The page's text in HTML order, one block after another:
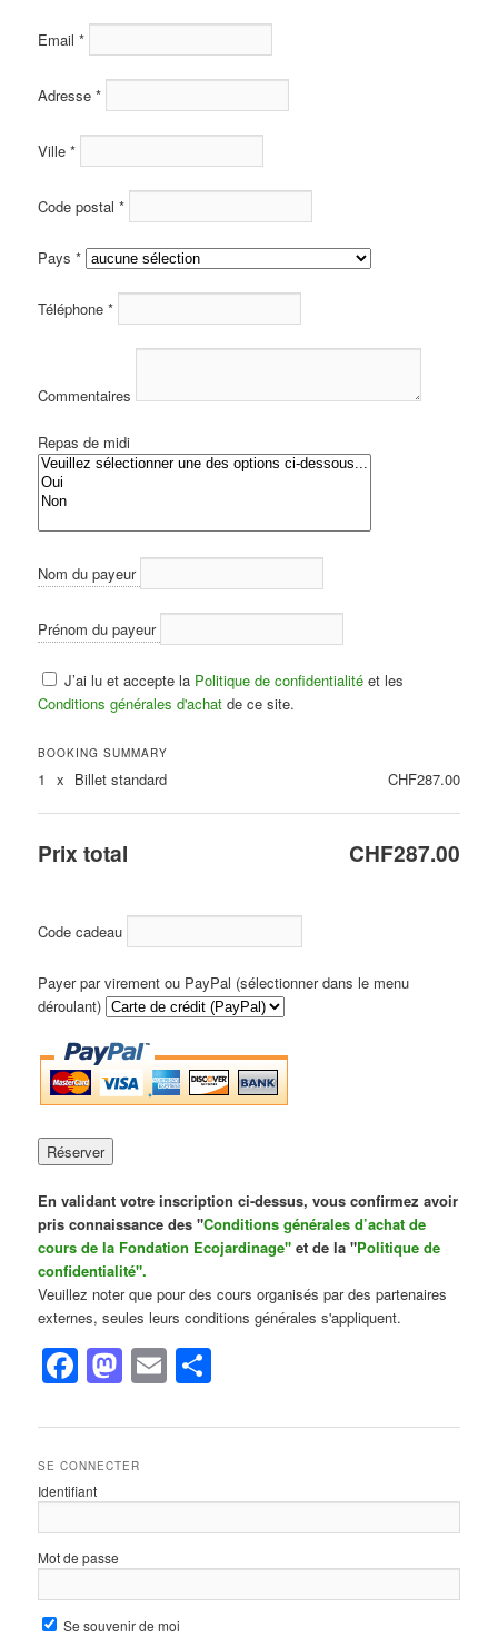
Email*
Adresse*
Ville*
Code postal*
Pays*
Téléphone*
Commentaires
Repas de midi
Nom du payeur
Prénom du payeur
J’ai lu et accepte la Politique de confidentialité et les
Conditions générales d'achat de ce site.
BOOKING SUMMARY
1 x Billet standard CHF287.00
Prix total CHF287.00
Code cadeau
Payer par virement ou PayPal (sélectionner dans le menu
déroulant)
En validant votre inscription ci-dessus, vous confirmez avoir
pris connaissance des "Conditions générales d’achat de
cours de la Fondation Ecojardinage"et de la "Politique de
confidentialité".
Veuillez noter que pour des cours organisés par des partenaires
externes, seules leurs conditions générales s'appliquent.
Facebook
Mastodon
Email
SE CONNECTER
Identifiant
Mot de passe
Se souvenir de moi